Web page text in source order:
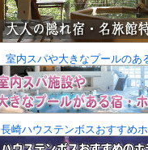
室内スパや大きなプールのあ
長崎ハウステンボスおすすめ